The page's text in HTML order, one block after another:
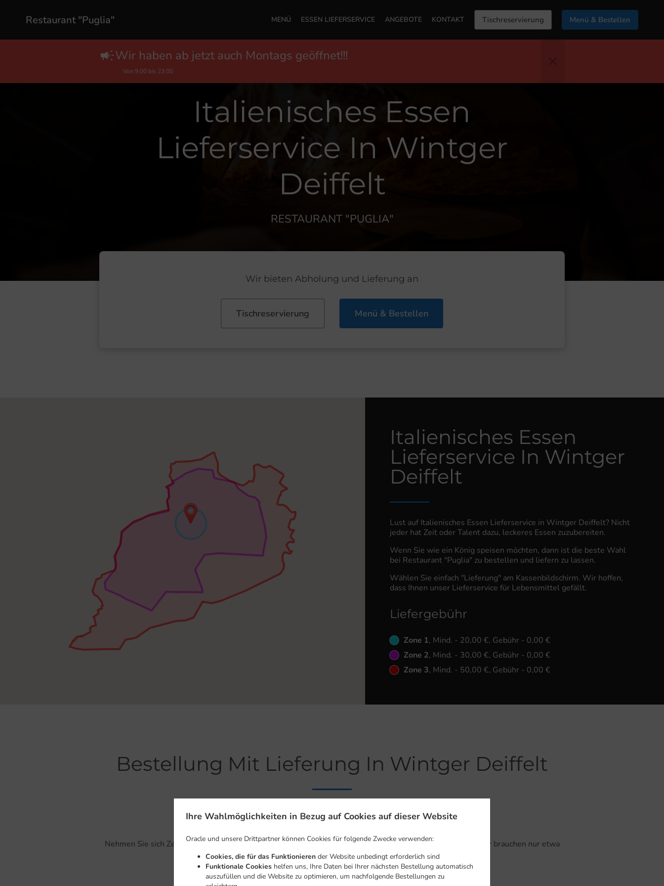
Ihre Wahlmöglichkeiten in Bezug auf Cookies auf dieser Website
Oracle und unsere Drittpartner können Cookies für folgende Zwecke verwenden:
Cookies, die für das Funktionieren der Website unbedingt erforderlich sind
Funktionale Cookies helfen uns, Ihre Daten bei Ihrer nächsten Bestellung automatisch
auszufüllen und die Website zu optimieren, um nachfolgende Bestellungen zu
Restaurant "Puglia" MENÜ ESSEN LIEFERSERVICE ANGEBOTE KONTAKT Tischreservierung Menü & Bestellen
Wir haben ab jetzt auch Montags geöffnet!!!
Von 9:00 bis 23:00
Italienisches Essen
Lieferservice In Wintger
Deiffelt
RESTAURANT "PUGLIA"
Wir bieten Abholung und Lieferung an
Tischreservierung Menü & Bestellen
Italienisches Essen
Lieferservice In Wintger
Deiffelt
Lust auf Italienisches Essen Lieferservice in Wintger Deiffelt? Nicht
jeder hat Zeit oder Talent dazu, leckeres Essen zuzubereiten.
Wenn Sie wie ein König speisen möchten, dann ist die beste Wahl
bei Restaurant "Puglia" zu bestellen und liefern zu lassen.
Wählen Sie einfach "Lieferung" am Kassenbildschirm. Wir hoffen,
dass Ihnen unser Lieferservice für Lebensmittel gefällt.
Liefergebühr
Zone 1, Mind. - 20,00 €, Gebühr - 0,00 €
Zone 2, Mind. - 30,00 €, Gebühr - 0,00 €
Zone 3, Mind. - 50,00 €, Gebühr - 0,00 €
Bestellung Mit Lieferung In Wintger Deiffelt
Nehmen Sie sich Zeit unser interaktives Online-Menü anzusehen und bestellen Sie wenn Sie fertig sind. Wir brauchen nur etwa
eine Minute Ihre Bestellung mit einer individuellen Zeitabschätzung zu bestätigen.